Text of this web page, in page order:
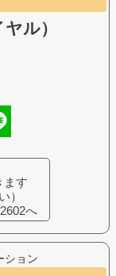
ション
ル）
ます
）
へ